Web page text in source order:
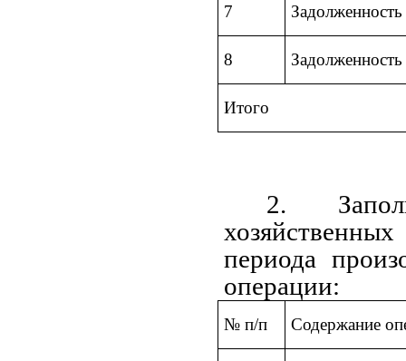
7
8
Итого
2.
периода
операции:
№ п/п Содержание